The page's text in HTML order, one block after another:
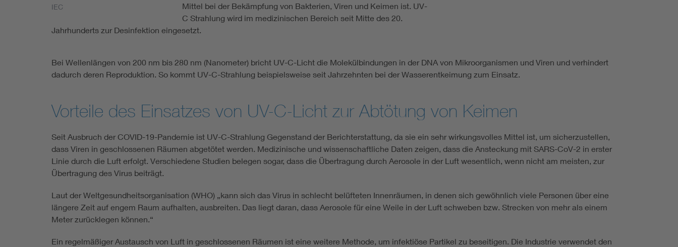
IEC
Mittel bei der Bekämpfung von Bakterien, Viren und Keimen ist. UV-
C Strahlung wird im medizinischen Bereich seit Mitte des 20.
Jahrhunderts zur Desinfektion eingesetzt.
Bei Wellenlängen von 200 nm bis 280 nm (Nanometer) bricht UV-C-Licht die Molekülbindungen in der DNA von Mikroorganismen und Viren und verhindert
dadurch deren Reproduktion. So kommt UV-C-Strahlung beispielsweise seit Jahrzehnten bei der Wasserentkeimung zum Einsatz.
Vorteile des Einsatzes von UV-C-Licht zur Abtötung von Keimen
Seit Ausbruch der COVID-19-Pandemie ist UV-C-Strahlung Gegenstand der Berichterstattung, da sie ein sehr wirkungsvolles Mittel ist, um sicherzustellen,
dass Viren in geschlossenen Räumen abgetötet werden. Medizinische und wissenschaftliche Daten zeigen, dass die Ansteckung mit SARS-CoV-2 in erster
Linie durch die Luft erfolgt. Verschiedene Studien belegen sogar, dass die Übertragung durch Aerosole in der Luft wesentlich, wenn nicht am meisten, zur
Übertragung des Virus beiträgt.
Laut der Weltgesundheitsorganisation (WHO) „kann sich das Virus in schlecht belüfteten Innenräumen, in denen sich gewöhnlich viele Personen über eine
längere Zeit auf engem Raum aufhalten, ausbreiten. Das liegt daran, dass Aerosole für eine Weile in der Luft schweben bzw. Strecken von mehr als einem
Meter zurücklegen können.“
Ein regelmäßiger Austausch von Luft in geschlossenen Räumen ist eine weitere Methode, um infektiöse Partikel zu beseitigen. Die Industrie verwendet den